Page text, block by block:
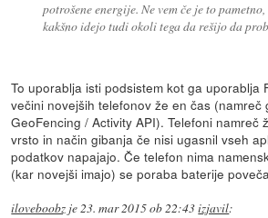
potrošene energije. Ne vem če je to
kakšno idejo tudi okoli tega da rešijo da
To uporablja isti podsistem kot ga uporablja
večini novejših telefonov že en čas (namreč
GeoFencing / Activity API). Telefoni namreč
vrsto in način gibanja če nisi ugasnil vseh
podatkov napajajo. Če telefon nima
(kar novejši imajo) se poraba baterije
iloveboobz je23. mar 2015 ob 22:43izjavil: